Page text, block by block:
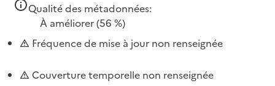
Qualité des métadonnées:
À améliorer(56 %)
Fréquence de mise à jour non renseignée
Couverture temporelle non renseignée